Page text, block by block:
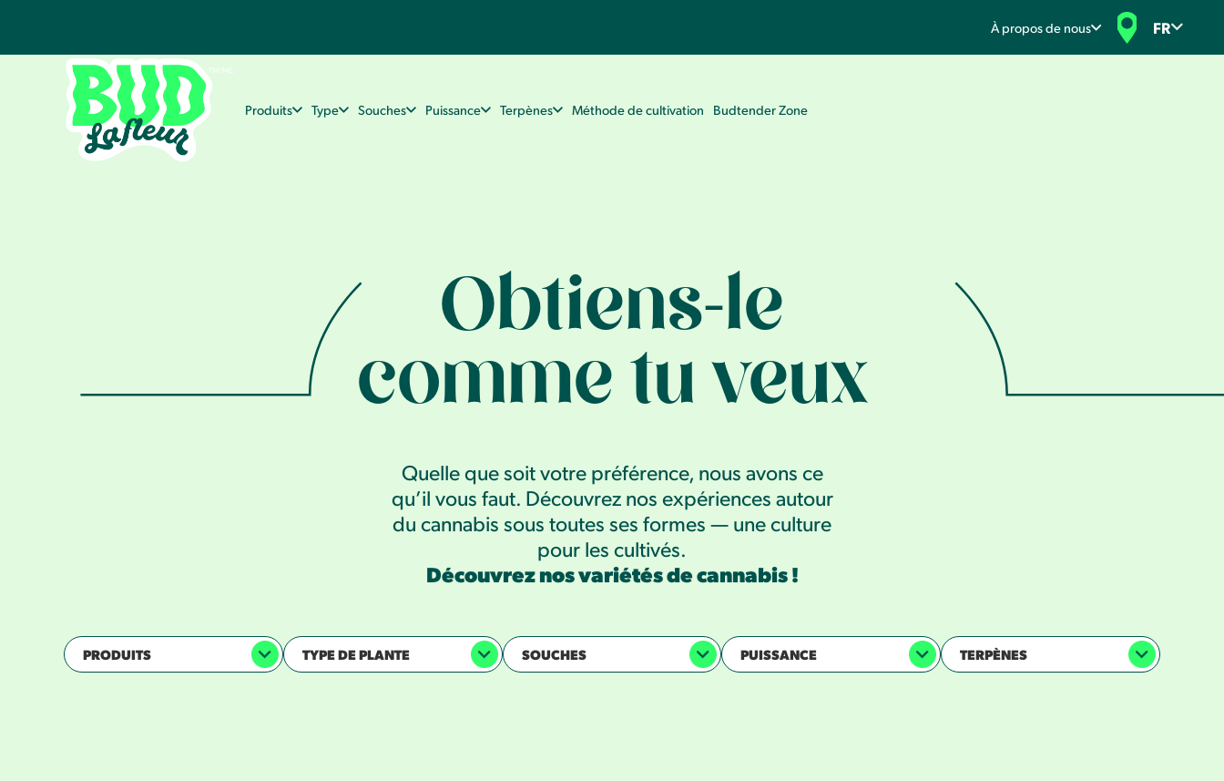
À propos de nous FR
Produits Type Souches Puissance Terpènes Méthode de cultivation Budtender Zone
Obtiens-le
comme tu veux
Quelle que soit votre préférence, nous avons ce
qu’il vous faut. Découvrez nos expériences autour
du cannabis sous toutes ses formes — une culture
pour les cultivés.
Découvrez nos variétés de cannabis !
PRODUITS TYPE DE PLANTE SOUCHES PUISSANCE TERPÈNES